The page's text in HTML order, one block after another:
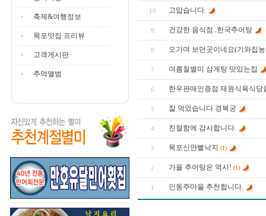
축제&여행정보
목포맛집 프리뷰
고객게시판
추억앨범
10 고맙습니다.
9 건강한 음식점..한국추어탕
8 오가며 보던곳이네요(기와집
7 여름철별미 삼계탕 맛있는집
6 한우판매인증점 재원식육식당
5 잘 먹었습니다.경복궁
4 친절함에 감사합니다.
3 목포신안뻘낙지 (1)
2 가을 추어탕은 역시! (1)
1 인동주마을 추천합니다.